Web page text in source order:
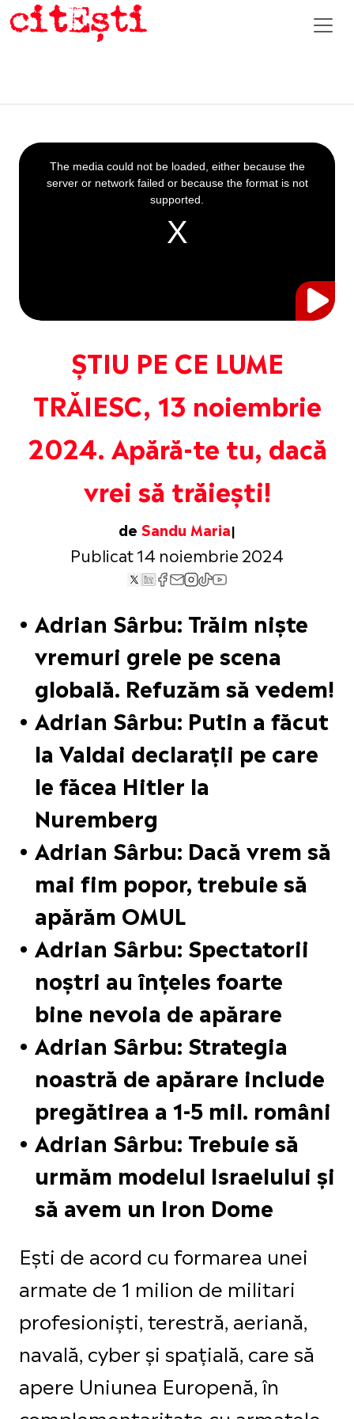
ȘTIU PE CE LUME
TRĂIESC, 13 noiembrie
2024. Apără-te tu, dacă
vrei să trăiești!
de Sandu Maria
Publicat 14 noiembrie 2024
This
is
a
The media could not be loaded, either because the
server or network failed or because the format is not
supported.
Adrian Sârbu: Trăim niște
vremuri grele pe scena
globală. Refuzăm să vedem!
Adrian Sârbu: Putin a făcut
la Valdai declarații pe care
le făcea Hitler la
Nuremberg
Adrian Sârbu: Dacă vrem să
mai fim popor, trebuie să
apărăm OMUL
Adrian Sârbu: Spectatorii
noștri au înțeles foarte
bine nevoia de apărare
Adrian Sârbu: Strategia
noastră de apărare include
pregătirea a 1-5 mil. români
Adrian Sârbu: Trebuie să
urmăm modelul Israelului și
să avem un Iron Dome
Ești de acord cu formarea unei
armate de 1 milion de militari
profesioniști, terestră, aeriană,
navală, cyber și spațială, care să
apere Uniunea Europenă, în